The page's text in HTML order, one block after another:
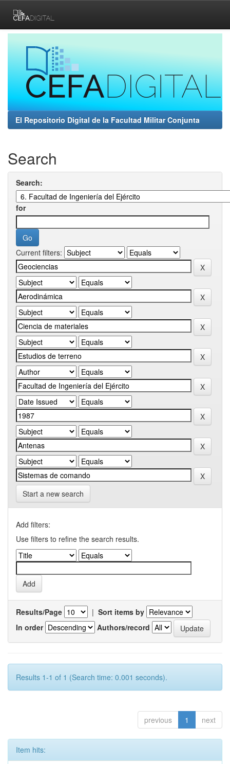
navigation
El Repositorio Digital de la Facultad Militar Conjunta
Search
Search:
for
Current filters:
Start a new search
Add filters:
Use filters to refine the search results.
Results/Page | Sort items by
In order
Authors/record
Results 1-1 of 1 (Search time: 0.001 seconds).
previous 1 next
Item hits: